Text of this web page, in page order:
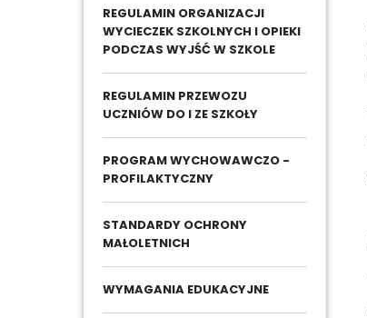
REGULAMIN ORGANIZACJI
WYCIECZEK SZKOLNYCH I OPIEKI
PODCZAS WYJŚĆ W SZKOLE
REGULAMIN PRZEWOZU
UCZNIÓW DO I ZE SZKOŁY
PROGRAM WYCHOWAWCZO -
PROFILAKTYCZNY
STANDARDY OCHRONY
MAŁOLETNICH
WYMAGANIA EDUKACYJNE